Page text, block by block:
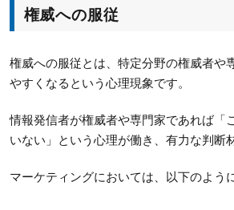
権威への服従
権威への服従とは、特定分野の権威者や
やすくなるという心理現象です。
情報発信者が権威者や専門家であれば「
いない」という心理が働き、有力な判断
マーケティングにおいては、以下のよう